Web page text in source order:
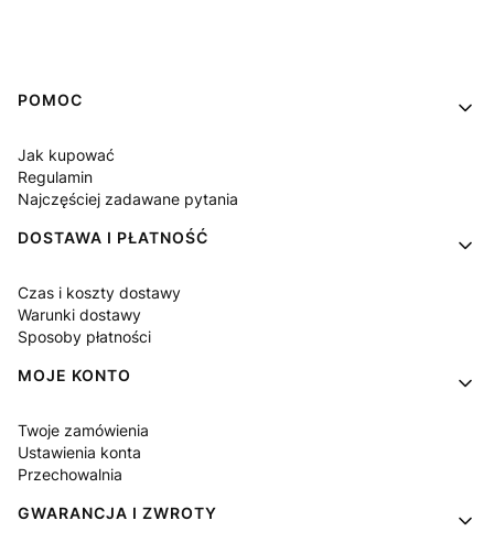
Linki w stopce
POMOC
Jak kupować
Regulamin
Najczęściej zadawane pytania
DOSTAWA I PŁATNOŚĆ
Czas i koszty dostawy
Warunki dostawy
Sposoby płatności
MOJE KONTO
Twoje zamówienia
Ustawienia konta
Przechowalnia
GWARANCJA I ZWROTY